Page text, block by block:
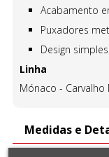
Acabamento
Puxadores
Design
Linha
Mónaco -
Medidas e